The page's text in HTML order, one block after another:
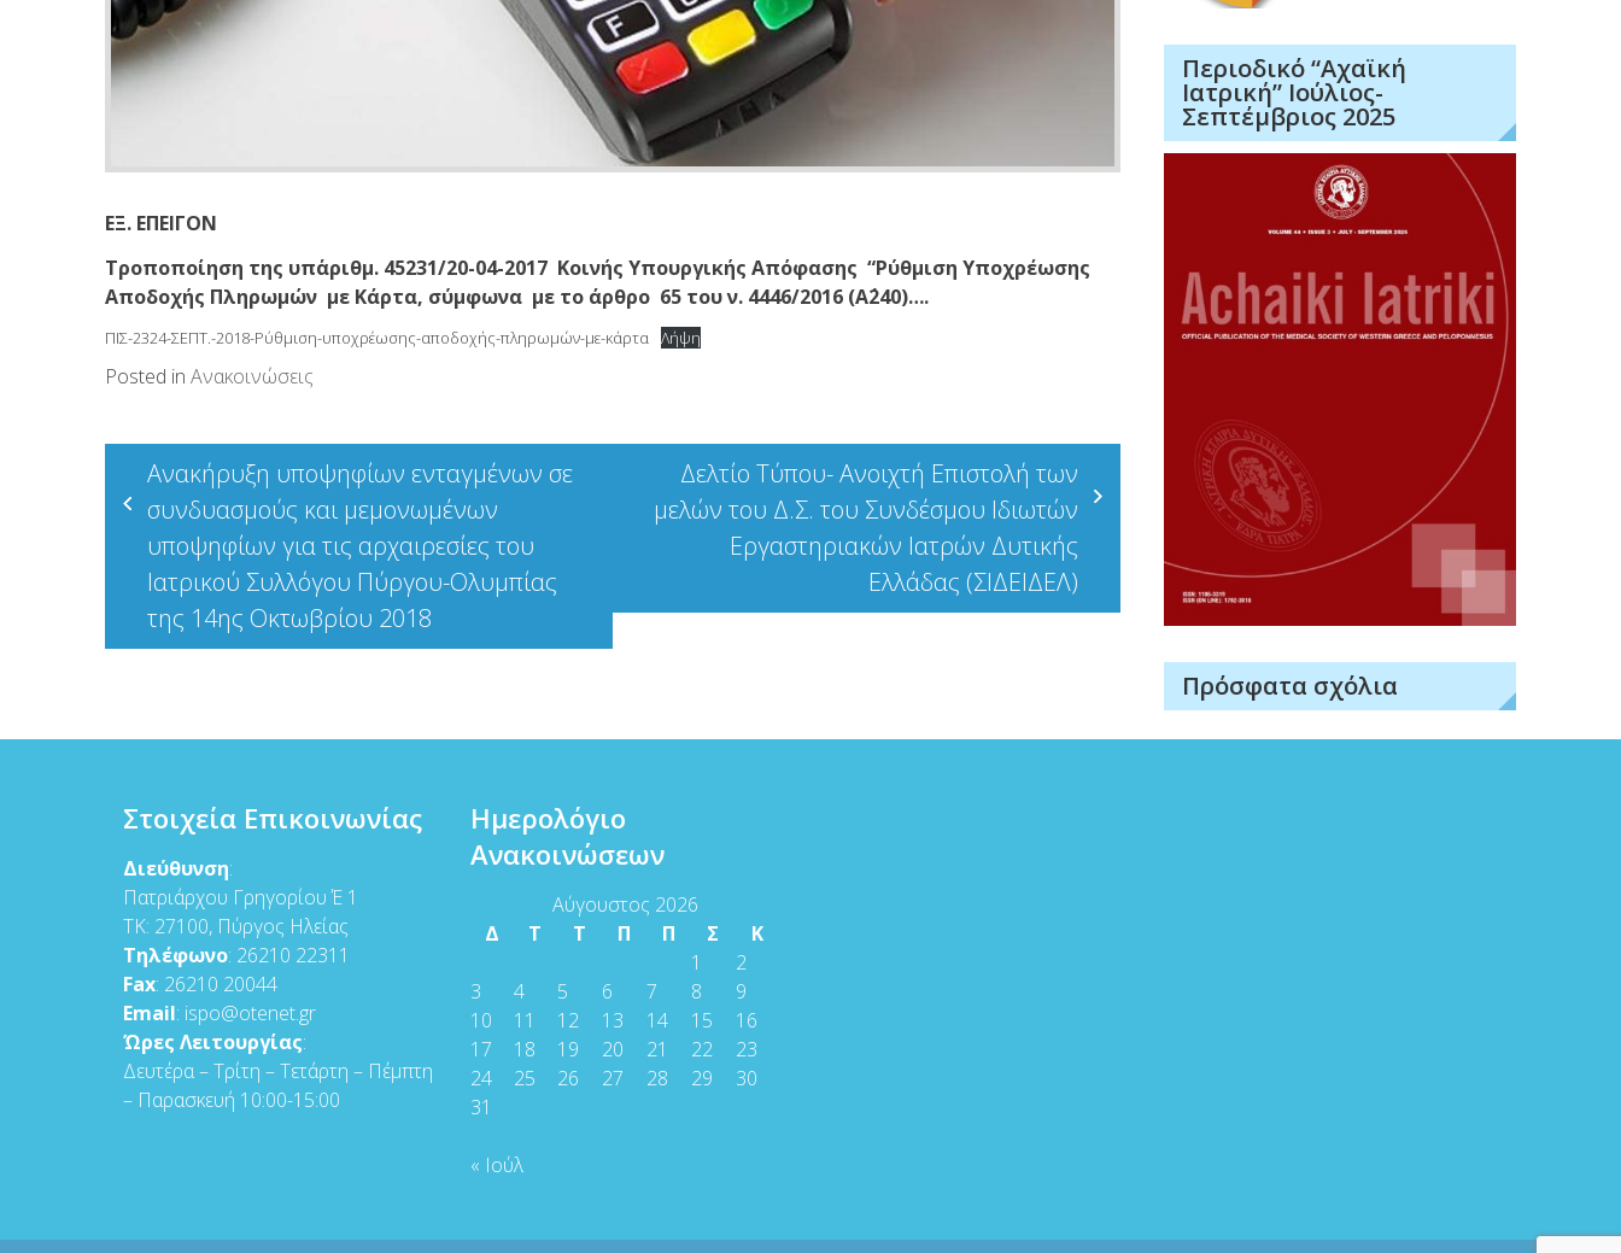
ΕΞ. ΕΠΕΙΓΟΝ
Τροποποίηση της υπ΄αριθμ. 45231/20-04-2017 Κοινής Υπουργικής Απόφασης “Ρύθμιση Υποχρέωσης
Αποδοχής Πληρωμών με Κάρτα, σύμφωνα με το άρθρο 65 του ν. 4446/2016 (Α΄240)….
ΠΙΣ-2324-ΣΕΠΤ.-2018-Ρύθμιση-υποχρέωσης-αποδοχής-πληρωμών-με-κάρτα Λήψη
Posted in Ανακοινώσεις
Πλοήγηση
άρθρων
Ανακήρυξη υποψηφίων ενταγμένων σε
συνδυασμούς και μεμονωμένων
υποψηφίων για τις αρχαιρεσίες του
Ιατρικού Συλλόγου Πύργου-Ολυμπίας
της 14ης Οκτωβρίου 2018
Δελτίο Τύπου- Ανοιχτή Επιστολή των
μελών του Δ.Σ. του Συνδέσμου Ιδιωτών
Εργαστηριακών Ιατρών Δυτικής
Ελλάδας (ΣΙΔΕΙΔΕΛ)
Περιοδικό “Αχαϊκή
Ιατρική” Ιούλιος-
Σεπτέμβριος 2025
Πρόσφατα σχόλια
Στοιχεία Επικοινωνίας
Διεύθυνση:
Πατριάρχου Γρηγορίου Έ 1
ΤΚ: 27100, Πύργος Ηλείας
Τηλέφωνο: 26210 22311
Fax: 26210 20044
Email: ispo@otenet.gr
Ώρες Λειτουργίας:
Δευτέρα – Τρίτη – Τετάρτη – Πέμπτη
– Παρασκευή 10:00-15:00
Ημερολόγιο
Ανακοινώσεων
Αύγουστος 2026
Δ
Τ Τ Π Π Σ
Κ
1
2
3
4 5 6 7 8
9
10
11 12 13 14 15
16
17
18 19 20 21 22
23
24
25 26 27 28 29
30
31
« Ιούλ